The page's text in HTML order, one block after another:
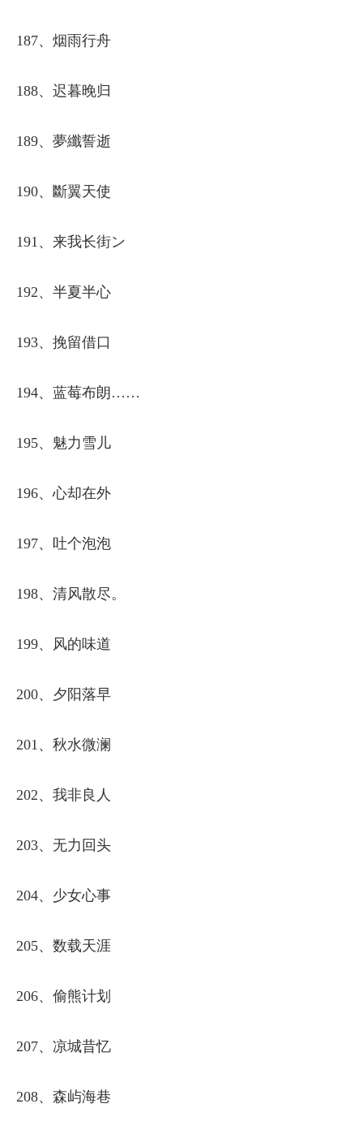
187、烟雨行舟
188、迟暮晚归
189、夢纖誓逝
190、斷翼天使
191、来我长街ン
192、半夏半心
193、挽留借口
194、蓝莓布朗……
195、魅力雪儿
196、心却在外
197、吐个泡泡ゝ
198、清风散尽。
199、风的味道
200、夕阳落早
201、秋水微澜
202、我非良人
203、无力回头
204、少女心事
205、数载天涯
206、偷熊计划
207、凉城昔忆
208、森屿海巷